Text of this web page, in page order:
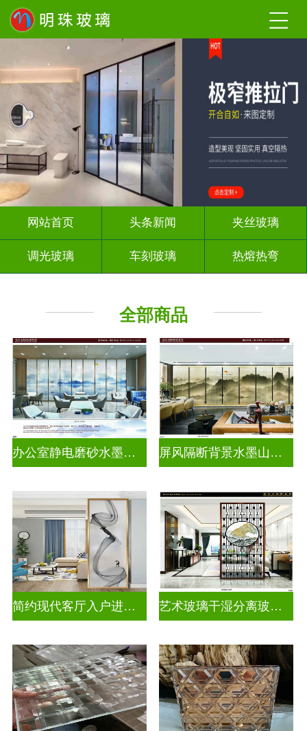
网站首页 头条新闻 夹丝玻璃
调光玻璃 车刻玻璃 热熔热弯
全部商品
办公室静电磨砂水墨山水画玻璃 屏风隔断背景水墨山水画玻璃
简约现代客厅入户进门遮挡玻璃背景墙 艺术玻璃干湿分离玻璃背景墙